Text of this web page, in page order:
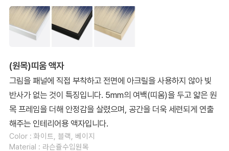
(원목)띠움 액자
그림을 패널에 직접 부착하고 전면에 아크릴을 사용하지 않아 빛
반사가 없는 것이 특징입니다. 5mm의 여백(띠움)을 두고 얇은 원
목 프레임을 더해 안정감을 살렸으며, 공간을 더욱 세련되게 연출
해주는 인테리어용 액자입니다.
Color : 화이트, 블랙, 베이지
Material : 라슨쥴수입원목